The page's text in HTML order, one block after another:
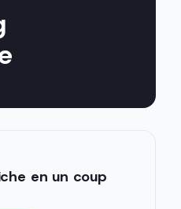
en un coup